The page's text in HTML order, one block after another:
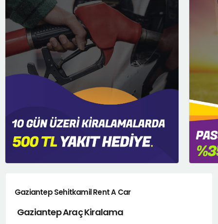
Gaziantep Sehitkamil Rent A Car
Gaziantep Araç Kiralama